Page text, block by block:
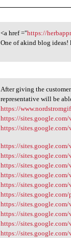
<a href ="https:/
<a href ="https://
One of akind blog ideas!
After giving the
After giving the
representative will be
https://
https://
https://
https://
https://
https://
https://sites.google.com/
https://
https://
https://
https://
https://
https://